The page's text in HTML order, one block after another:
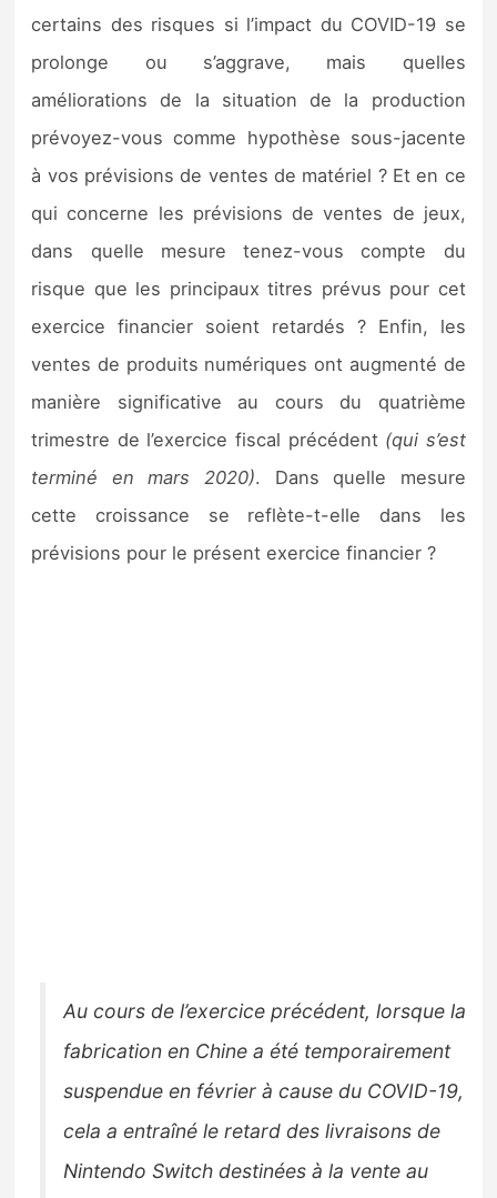
certains des risques si l’impact du COVID-19 se
prolonge ou s’aggrave, mais quelles
améliorations de la situation de la production
prévoyez-vous comme hypothèse sous-jacente
à vos prévisions de ventes de matériel ? Et en ce
qui concerne les prévisions de ventes de jeux,
dans quelle mesure tenez-vous compte du
risque que les principaux titres prévus pour cet
exercice financier soient retardés ? Enfin, les
ventes de produits numériques ont augmenté de
manière significative au cours du quatrième
trimestre de l’exercice fiscal précédent (qui s’est
terminé en mars 2020). Dans quelle mesure
cette croissance se reflète-t-elle dans les
prévisions pour le présent exercice financier ?
Au cours de l’exercice précédent, lorsque la
fabrication en Chine a été temporairement
suspendue en février à cause du COVID-19,
cela a entraîné le retard des livraisons de
Nintendo Switch destinées à la vente au